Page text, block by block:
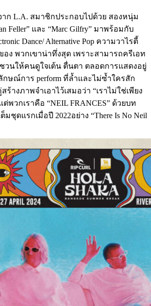
ก L.A. สมาชิกประกอบไปด้วย สองหนุ่ม
Feller” และ “Marc Gilfry” มาพร้อมกับ
Dance/ Alternative Pop ความวาไรตี้
อง พวกเขาน่าทึ่งสุด เพราะสามารถครีเอท
วนให้คนดูใจเต้น ตื่นตา ตลอดการแสดงอยู่
กษณ์การ perform ที่ล้ำและไม่ซ้ำใครสัก
ร้างภาพจำเอาไว้เสมอว่า “เราไม่ใช่เพียง
พวกเราคือ “NEIL FRANCES” ด้วยบท
ชุดแรกเมื่อปี 2022อย่าง “There Is No Neil